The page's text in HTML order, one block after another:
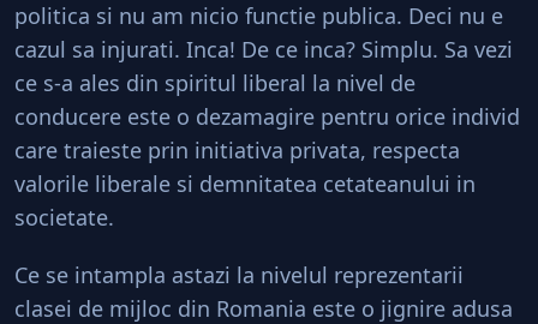
politica si nu am nicio functie publica. Deci nu e
cazul sa injurati. Inca! De ce inca? Simplu. Sa vezi
ce s-a ales din spiritul liberal la nivel de
conducere este o dezamagire pentru orice individ
care traieste prin initiativa privata, respecta
valorile liberale si demnitatea cetateanului in
societate.
Ce se intampla astazi la nivelul reprezentarii
clasei de mijloc din Romania este o jignire adusa